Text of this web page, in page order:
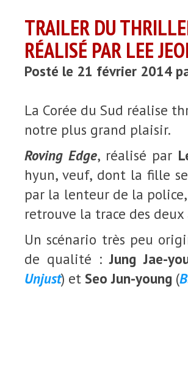
TRAILER DU
RÉALISÉ PAR LEE
Posté le 21 février 2014
La Corée du Sud réalise
notre plus grand plaisir.
Roving Edge, réalisé par
hyun, veuf, dont la fille
par la lenteur de la
retrouve la trace des deux
Un scénario très peu
de qualité :Jung Jae-
Unjust) et Seo Jun-young (